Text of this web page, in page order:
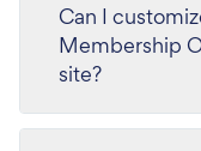
Can I
Membership
site?